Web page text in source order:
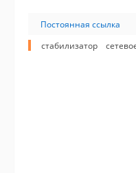
Постоянная ссылка
стабилизатор